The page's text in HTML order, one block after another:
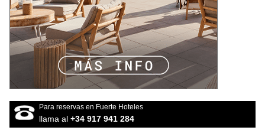
Para reservas en Fuerte Hoteles
llama al +34 917 941 284